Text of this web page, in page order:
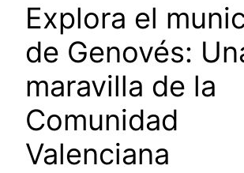
Explora el
de Genovés:
maravilla de la
Comunidad
Valenciana